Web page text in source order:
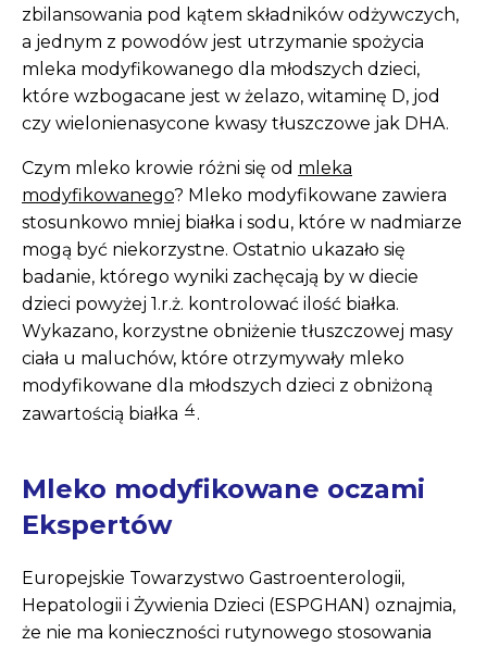
zbilansowania pod kątem składników odżywczych,
a jednym z powodów jest utrzymanie spożycia
mleka modyfikowanego dla młodszych dzieci,
które wzbogacane jest w żelazo, witaminę D, jod
czy wielonienasycone kwasy tłuszczowe jak DHA.
Czym mleko krowie różni się od mleka
modyfikowanego? Mleko modyfikowane zawiera
stosunkowo mniej białka i sodu, które w nadmiarze
mogą być niekorzystne. Ostatnio ukazało się
badanie, którego wyniki zachęcają by w diecie
dzieci powyżej 1.r.ż. kontrolować ilość białka.
Wykazano, korzystne obniżenie tłuszczowej ma­sy
ciała u maluchów, które otrzymywały mleko
modyfikowane dla młodszych dzieci z obniżoną
zawartością białka 4.
Mleko modyfikowane oczami
Ekspertów
Europejskie Towarzystwo Gastroenterologii,
Hepatologii i Żywienia Dzieci (ESPGHAN) oznajmia,
że nie ma konieczności rutynowego stosowania